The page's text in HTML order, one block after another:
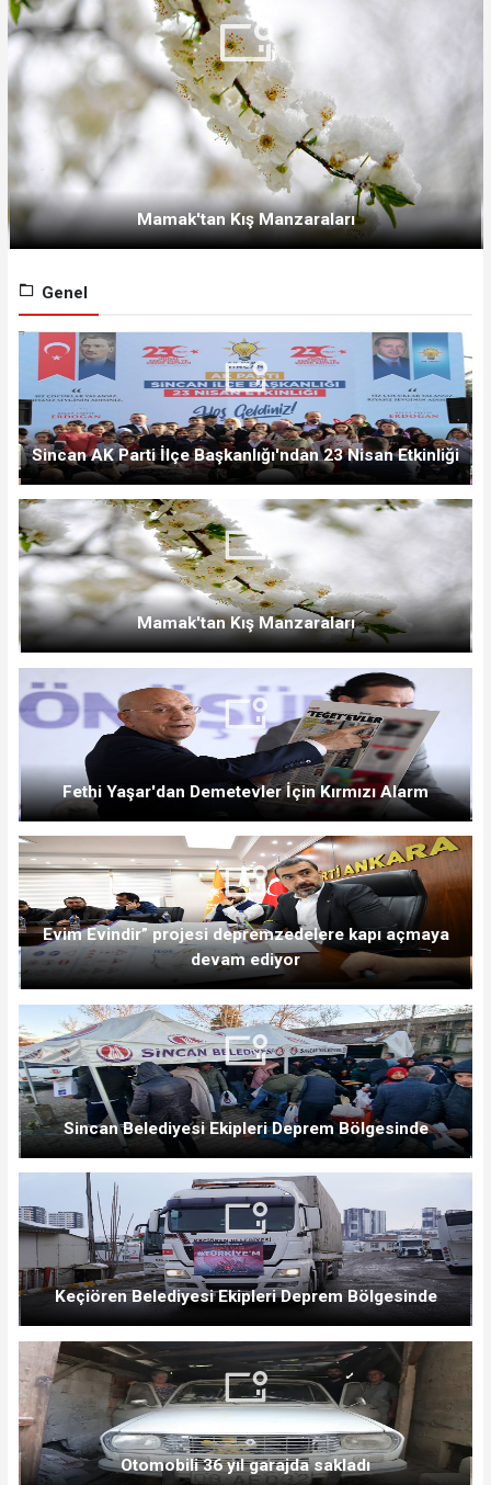
Mamak'tan Kış Manzaraları
Genel
Sincan AK Parti İlçe Başkanlığı'ndan 23 Nisan Etkinliği
Mamak'tan Kış Manzaraları
Fethi Yaşar'dan Demetevler İçin Kırmızı Alarm
Evim Evindir” projesi depremzedelere kapı açmaya
devam ediyor
Sincan Belediyesi Ekipleri Deprem Bölgesinde
Keçiören Belediyesi Ekipleri Deprem Bölgesinde
Otomobili 36 yıl garajda sakladı